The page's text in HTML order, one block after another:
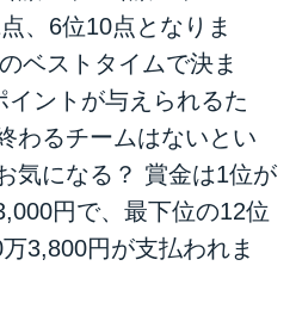
、6位10点となりま
ベストタイムで決ま
イントが与えられるた
わるチームはないとい
気になる？ 賞金は1位が
円で、最下位の12位
3,800円が支払われま